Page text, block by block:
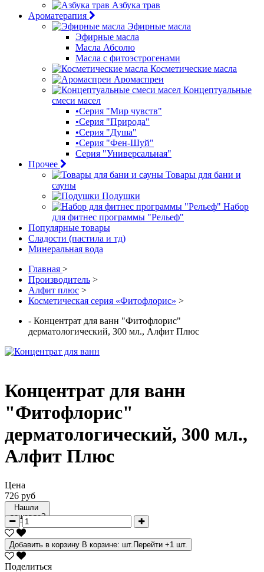
Азбука трав
Ароматерапия
Эфирные масла
Эфирные масла
Масла Абсолю
Масла с фитоэстрогенами
Косметические масла
Аромаспреи
Концептуальные
смеси масел
•Серия "Мир чувств"
•Серия "Природа"
•Серия "Душа"
•Серия "Фен-Шуй"
Серия "Универсальная"
Прочее
Товары для бани и
сауны
Подушки
Набор
для фитнес программы "Рельеф"
Популярные товары
Сладости (пастила и тд)
Минеральная вода
Главная >
Производитель >
Алфит плюс >
Косметическая серия «Фитофлорис» >
- Концентрат для ванн "Фитофлорис"
дерматологический, 300 мл., Алфит Плюс
Концентрат для ванн
"Фитофлорис"
дерматологический, 300 мл.,
Алфит Плюс
Цена
726 руб
Нашли
дешевле?
Добавить в корзину В корзине: шт. Перейти +1 шт.
Поделиться